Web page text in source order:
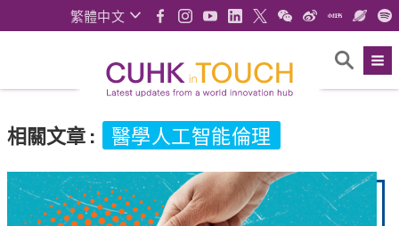
繁體中文
相關文章: 醫學人工智能倫理